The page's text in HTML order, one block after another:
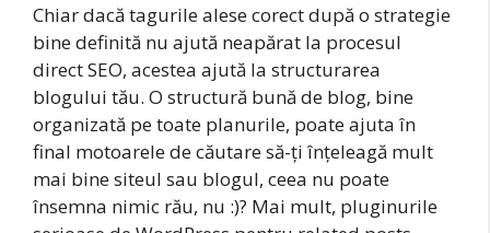
Chiar dacă tagurile alese corect după o strategie
bine definită nu ajută neapărat la procesul
direct SEO, acestea ajută la structurarea
blogului tău. O structură bună de blog, bine
organizată pe toate planurile, poate ajuta în
final motoarele de căutare să-ți înțeleagă mult
mai bine siteul sau blogul, ceea nu poate
însemna nimic rău, nu :)? Mai mult, pluginurile